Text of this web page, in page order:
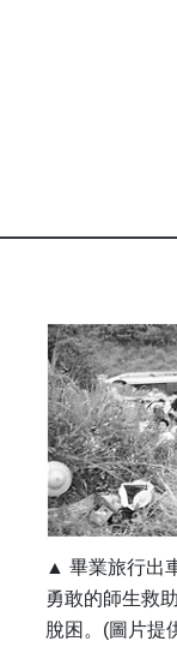
▲ 畢業旅行出
勇敢的師生救
脫困。(圖片提